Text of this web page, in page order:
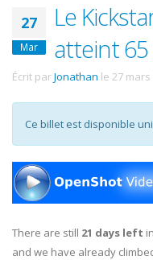
27
Mar
Le
atteint 65
Écrit parJonathan le 27 mars
Ce billet est disponible
There are still 21 days left
and we have already